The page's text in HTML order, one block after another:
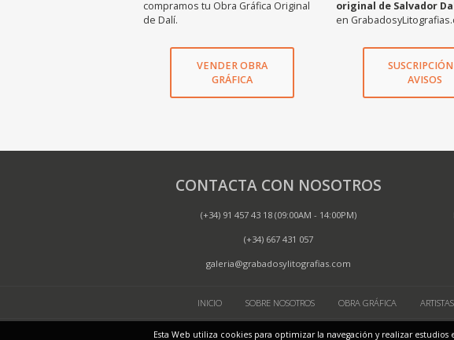
compramos tu Obra Gráfica Original
de Dalí.
VENDER OBRA
GRÁFICA
original de Salvador
en
AVISOS
CONTACTA CON NOSOTROS
(+34) 91 457 43 18 (09:00AM - 14:00PM)
(+34) 667 431 057
galeria@grabadosylitografias.com
INICIO SOBRE NOSOTROS OBRA GRÁFICA ARTISTAS
SITE MAP POLÍTICA DE
Esta Web utiliza cookies para optimizar la navegación y realizar